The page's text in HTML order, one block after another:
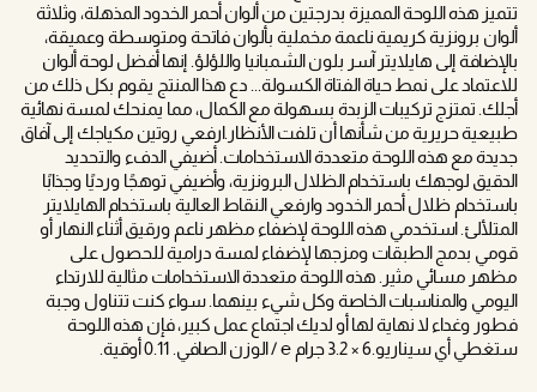
تتميز هذه اللوحة المميزة بدرجتين من ألوان أحمر الخدود المذهلة، وثلاثة
ألوان برونزية كريمية ناعمة مخملية بألوان فاتحة ومتوسطة وعميقة،
بالإضافة إلى هايلايتر آسر بلون الشمبانيا واللؤلؤ. إنها أفضل لوحة ألوان
للاعتماد على نمط حياة الفتاة الكسولة... دع هذا المنتج يقوم بكل ذلك من
أجلك. تمتزج تركيبات الزبدة بسهولة مع الكمال، مما يمنحك لمسة نهائية
طبيعية حريرية من شأنها أن تلفت الأنظار.ارفعي روتين مكياجك إلى آفاق
جديدة مع هذه اللوحة متعددة الاستخدامات. أضيفي الدفء والتحديد
الدقيق لوجهك باستخدام الظلال البرونزية، وأضيفي توهجًا ورديًا وجذابًا
باستخدام ظلال أحمر الخدود وارفعي النقاط العالية باستخدام الهايلايتر
المتلألئ. استخدمي هذه اللوحة لإضفاء مظهر ناعم ورقيق أثناء النهار أو
قومي بدمج الطبقات ومزجها لإضفاء لمسة درامية للحصول على
مظهر مسائي مثير. هذه اللوحة متعددة الاستخدامات مثالية للارتداء
اليومي والمناسبات الخاصة وكل شيء بينهما. سواء كنت تتناول وجبة
فطور وغداء لا نهاية لها أو لديك اجتماع عمل كبير، فإن هذه اللوحة
ستغطي أي سيناريو.6 × 3.2 جرام ℮ / الوزن الصافي. 0.11 أوقية.